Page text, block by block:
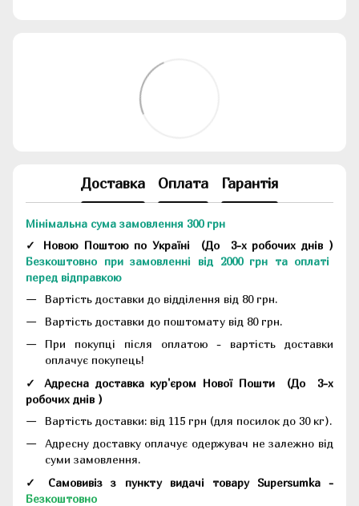
Доставка Оплата Гарантія
Мінімальна сума замовлення 300 грн
✓ Новою Поштою по Україні (До 3-х робочих днів )
Безкоштовно при замовленні від 2000 грн та оплаті
перед відправкою
Вартість доставки до відділення від 80 грн.
Вартість доставки до поштомату від 80 грн.
При покупці після оплатою - вартість доставки
оплачує покупець!
✓ Адресна доставка кур'єром Нової Пошти (До 3-х
робочих днів )
Вартість доставки: від 115 грн (для посилок до 30 кг).
Адресну доставку оплачує одержувач не залежно від
суми замовлення.
✓ Самовивіз з пункту видачі товару Supersumka -
Безкоштовно